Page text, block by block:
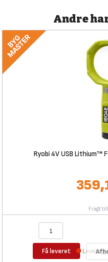
Andre
Ryobi 4V USB Lithium™
Fragt
Få leveret Levering